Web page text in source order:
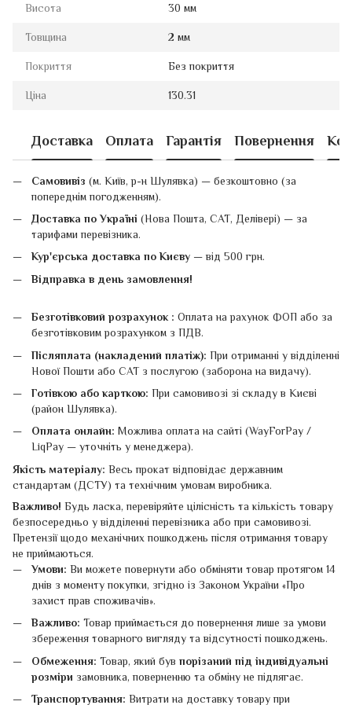
Висота 30 мм
Товщина 2 мм
Покриття Без покриття
Ціна 130.31
Доставка Оплата Гарантія Повернення
Самовивіз (м. Київ, р-н Шулявка) — безкоштовно (за
попереднім погодженням).
Доставка по Україні (Нова Пошта, САТ, Делівері) — за
тарифами перевізника.
Кур'єрська доставка по Києву — від 500 грн.
Відправка в день замовлення!
Безготівковий розрахунок : Оплата на рахунок ФОП або за
безготівковим розрахунком з ПДВ.
Післяплата (накладений платіж): При отриманні у відділенні
Нової Пошти або САТ з послугою (заборона на видачу).
Готівкою або карткою: При самовивозі зі складу в Києві
(район Шулявка).
Оплата онлайн: Можлива оплата на сайті (WayForPay /
LiqPay — уточніть у менеджера).
Якість матеріалу: Весь прокат відповідає державним
стандартам (ДСТУ) та технічним умовам виробника.
Важливо! Будь ласка, перевіряйте цілісність та кількість товару
безпосередньо у відділенні перевізника або при самовивозі.
Претензії щодо механічних пошкоджень після отримання товару
не приймаються.
Умови: Ви можете повернути або обміняти товар протягом 14
днів з моменту покупки, згідно із Законом України «Про
захист прав споживачів».
Важливо: Товар приймається до повернення лише за умови
збереження товарного вигляду та відсутності пошкоджень.
Обмеження: Товар, який був порізаний під індивідуальні
розміри замовника, поверненню та обміну не підлягає.
Транспортування: Витрати на доставку товару при